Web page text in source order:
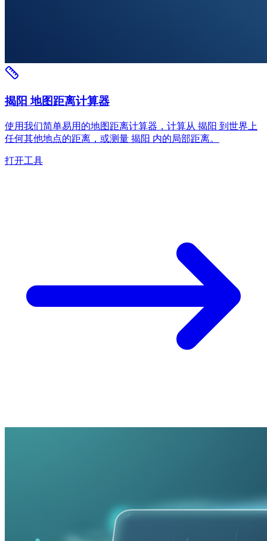
揭阳 地图距离计算器
使用我们简单易用的地图距离计算器，计算从 揭阳 到世界上
任何其他地点的距离，或测量 揭阳 内的局部距离。
打开工具